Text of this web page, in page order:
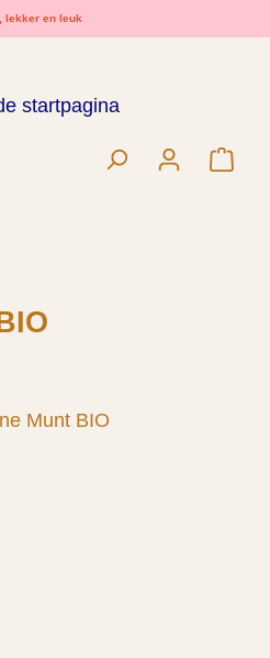
lekker en leuk